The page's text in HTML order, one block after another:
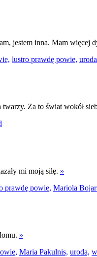
jestem inna. Mam więcej
lustro prawdę powie, uroda
Za to świat wokół
mi moją siłę. »
prawdę powie, Mariola
»
Maria Pakulnis, uroda,